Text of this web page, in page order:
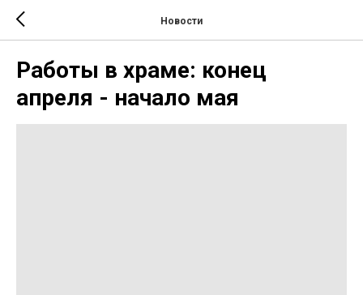
Новости
Работы в храме: конец
апреля - начало мая